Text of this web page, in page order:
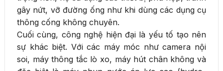
gây nứt, vỡ đường ống như khi dùng các dụng cụ
thông cống không chuyên.
Cuối cùng, công nghệ hiện đại là yếu tố tạo nên
sự khác biệt. Với các máy móc như camera nội
soi, máy thông tắc lò xo, máy hút chân không và